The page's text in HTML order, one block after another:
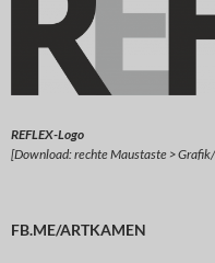
REFLEX-Logo
[Download: rechte Maustaste >
FB.ME/ARTKAMEN